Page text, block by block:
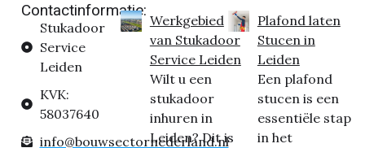
Contactinformatie:
Stukadoor
Service
Leiden
KVK:
58037640
info@bouwsectornederland.nl
Werkgebied
van Stukadoor
Service Leiden
Wilt u een
stukadoor
inhuren in
Leiden? Dit is
Plafond laten
Stucen in
Leiden
Een plafond
stucen is een
essentiële stap
in het